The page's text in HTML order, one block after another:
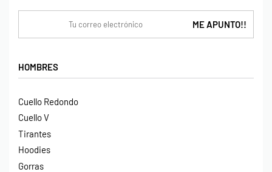
HOMBRES
Cuello Redondo
Cuello V
Tirantes
Hoodies
Gorras